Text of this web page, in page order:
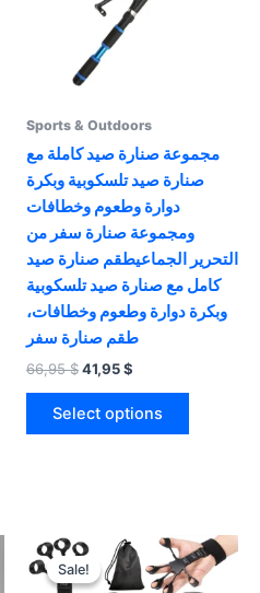
Sports & Outdoors
مجموعة صنارة صيد كاملة مع
صنارة صيد تلسكوبية وبكرة
دوارة وطعوم وخطافات
ومجموعة صنارة سفر من
التحرير الجماعيطقم صنارة صيد
كامل مع صنارة صيد تلسكوبية
وبكرة دوارة وطعوم وخطافات،
طقم صنارة سفر
66,95$Original
was:
66,95 $.
41,95$
is:
41,95 $.
Select options
This
options
may
Sale!
Sale!